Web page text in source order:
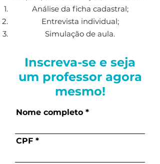
Análise da ficha cadastral;
Entrevista individual;
Simulação de aula.
Inscreva-se e seja
um professor agora
mesmo!
Nome completo
CPF